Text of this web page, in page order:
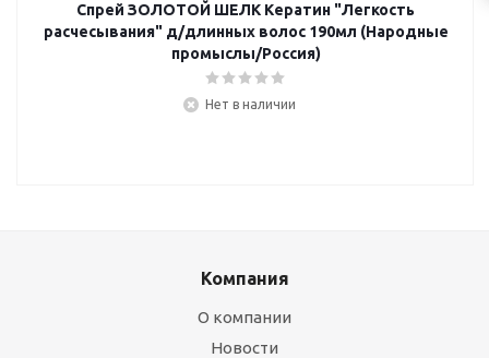
Спрей ЗОЛОТОЙ ШЕЛК Кератин "Легкость
расчесывания" д/длинных волос 190мл (Народные
промыслы/Россия)
Нет в наличии
Компания
О компании
Новости